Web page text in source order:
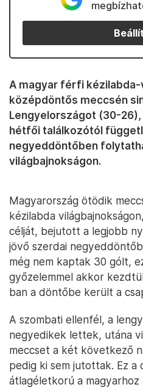
A magyar férfi
középdöntős meccsén
Lengyelországot (30-
hétfői találkozótól
negyeddöntőben
világbajnokságon.
Magyarország ötödik
kézilabda
célját, bejutott a legjobb
jövő szerdai
még nem kaptak 30 gólt,
győzelemmel akkor
ban a döntőbe került a
A szombati ellenfél, a
negyedikek lettek, utána
meccset a két következő
pedig ki sem jutottak. Ez a
átlagéletkorú a